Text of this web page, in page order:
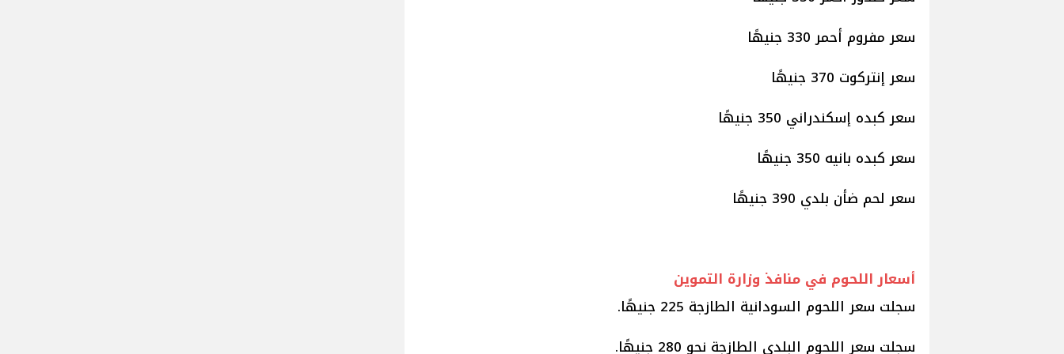
سعر مفروم أحمر 330 جنيهًا
سعر إنتركوت 370 جنيهًا
سعر كبده إسكندراني 350 جنيهًا
سعر كبده بانيه 350 جنيهًا
سعر لحم ضأن بلدي 390 جنيهًا
أسعار اللحوم في منافذ وزارة التموين
سجلت سعر اللحوم السودانية الطازجة 225 جنيهًا.
سجلت سعر اللحوم البلدي الطازجة نحو 280 جنيهًا.